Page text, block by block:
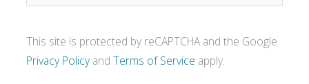
This site is protected by reCAPTCHA and the Google
Privacy Policy andTerms of Service apply.